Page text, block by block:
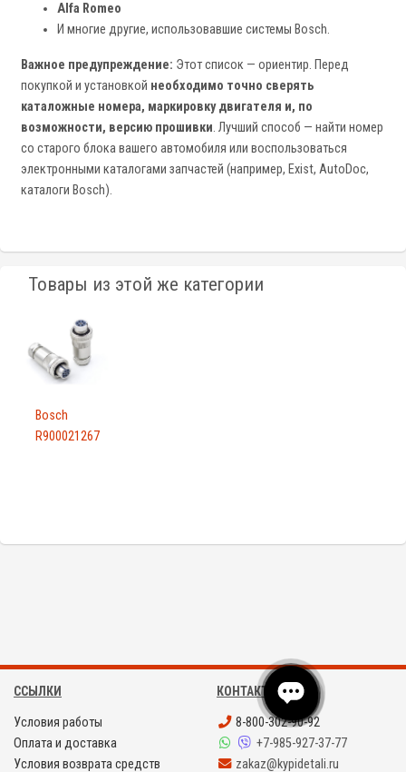
Alfa Romeo
И многие другие, использовавшие системы Bosch.
Важное предупреждение: Этот список — ориентир. Перед
покупкой и установкой необходимо точно сверять
каталожные номера, маркировку двигателя и, по
возможности, версию прошивки. Лучший способ — найти номер
со старого блока вашего автомобиля или воспользоваться
электронными каталогами запчастей (например, Exist, AutoDoc,
каталоги Bosch).
Товары из этой же категории
Bosch
R900021267
ССЫЛКИ
Условия работы
Оплата и доставка
Условия возврата средств
КОНТАКТЫ
8-800-302-90-92
+7-985-927-37-77
zakaz@kypidetali.ru